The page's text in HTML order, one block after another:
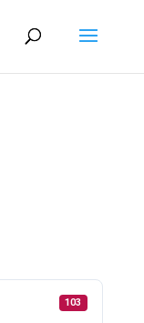
103